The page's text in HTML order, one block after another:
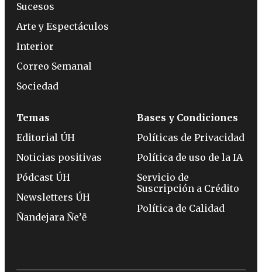
Sucesos
Arte y Espectáculos
Interior
Correo Semanal
Sociedad
Temas
Editorial ÚH
Noticias positivas
Pódcast ÚH
Newsletters ÚH
Ñandejara Ñe’ẽ
Bases y Condiciones
Políticas de Privacidad
Política de uso de la IA
Servicio de
Suscripción a Crédito
Política de Calidad